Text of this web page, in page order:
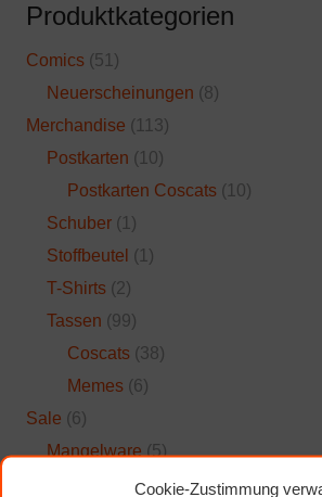
Cookie-Zustimmung
Produktkategorien
Comics (51)
Neuerscheinungen (8)
Merchandise (113)
Postkarten (10)
Postkarten Coscats (10)
Schuber (1)
Stoffbeutel (1)
T-Shirts (2)
Tassen (99)
Coscats (38)
Memes (6)
Sale (6)
Mangelware (5)